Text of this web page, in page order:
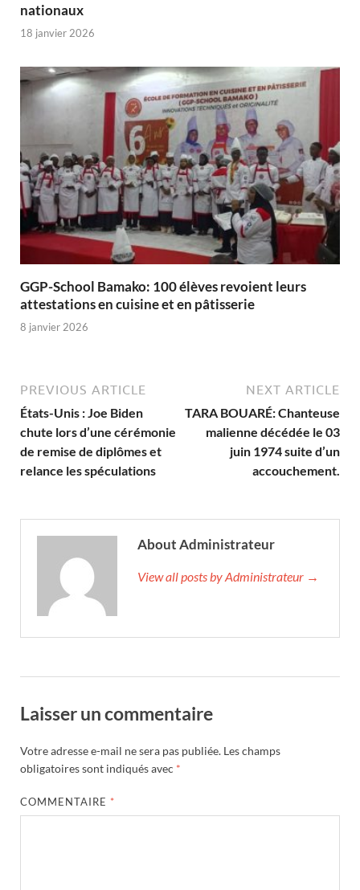
nationaux
18 janvier 2026
GGP-School Bamako: 100 élèves revoient leurs
attestations en cuisine et en pâtisserie
8 janvier 2026
PREVIOUS ARTICLE
États-Unis : Joe Biden
chute lors d’une cérémonie
de remise de diplômes et
relance les spéculations
NEXT ARTICLE
TARA BOUARÉ: Chanteuse
malienne décédée le 03
juin 1974 suite d’un
accouchement.
About Administrateur
View all posts by Administrateur →
Laisser un commentaire
Votre adresse e-mail ne sera pas publiée. Les champs
obligatoires sont indiqués avec *
COMMENTAIRE *